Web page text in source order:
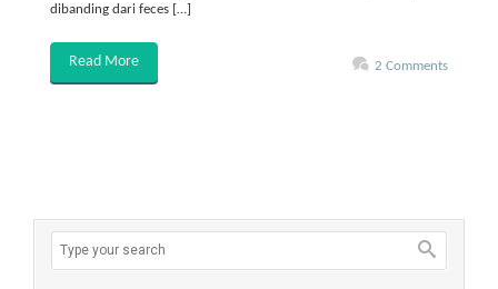
dibanding dari feces […]
Read More 2 Comments